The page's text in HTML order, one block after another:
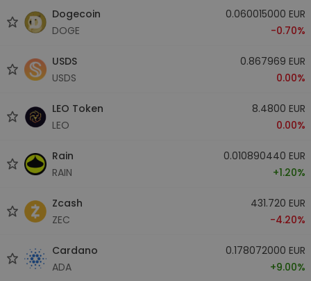
Dogecoin
DOGE
0.060015000 EUR
-0.70%
USDS
USDS
0.867969 EUR
0.00%
LEO Token
LEO
8.4800 EUR
0.00%
Rain
RAIN
0.010890440 EUR
+1.20%
Zcash
ZEC
431.720 EUR
-4.20%
Cardano
ADA
0.178072000 EUR
+9.00%